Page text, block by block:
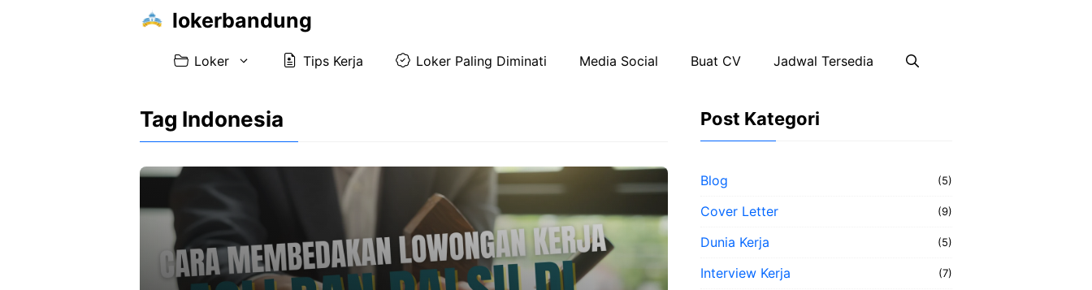
lokerbandung
Loker Tips Kerja Loker Paling Diminati Media Social Buat CV Jadwal Tersedia
Tag Indonesia Post Kategori
Blog (5)
Cover Letter (9)
Dunia Kerja (5)
Interview Kerja (7)